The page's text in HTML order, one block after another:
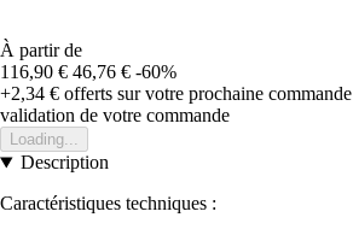
À partir de
116,90 € 46,76 € -60%
+2,34 € offerts sur votre prochaine commande
validation de votre commande
Loading...
Description
Caractéristiques techniques :